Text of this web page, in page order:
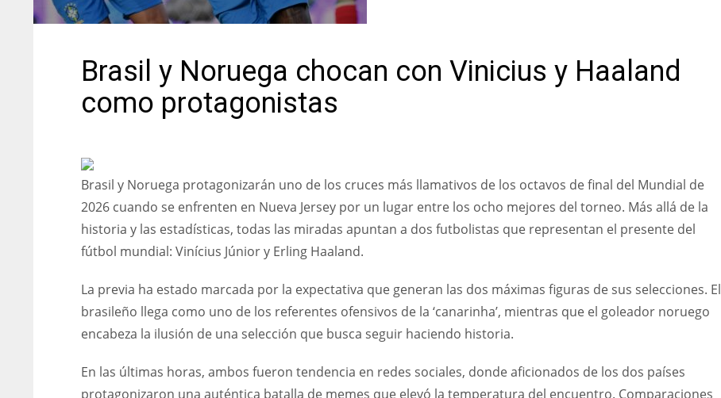
Brasil y Noruega chocan con Vinicius y Haaland
como protagonistas
Brasil y Noruega protagonizarán uno de los cruces más llamativos de los octavos de final del Mundial de
2026 cuando se enfrenten en Nueva Jersey por un lugar entre los ocho mejores del torneo. Más allá de la
historia y las estadísticas, todas las miradas apuntan a dos futbolistas que representan el presente del
fútbol mundial: Vinícius Júnior y Erling Haaland.
La previa ha estado marcada por la expectativa que generan las dos máximas figuras de sus selecciones. El
brasileño llega como uno de los referentes ofensivos de la ‘canarinha’, mientras que el goleador noruego
encabeza la ilusión de una selección que busca seguir haciendo historia.
En las últimas horas, ambos fueron tendencia en redes sociales, donde aficionados de los dos países
protagonizaron una auténtica batalla de memes que elevó la temperatura del encuentro. Comparaciones